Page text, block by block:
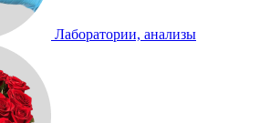
Лаборатории, анализы